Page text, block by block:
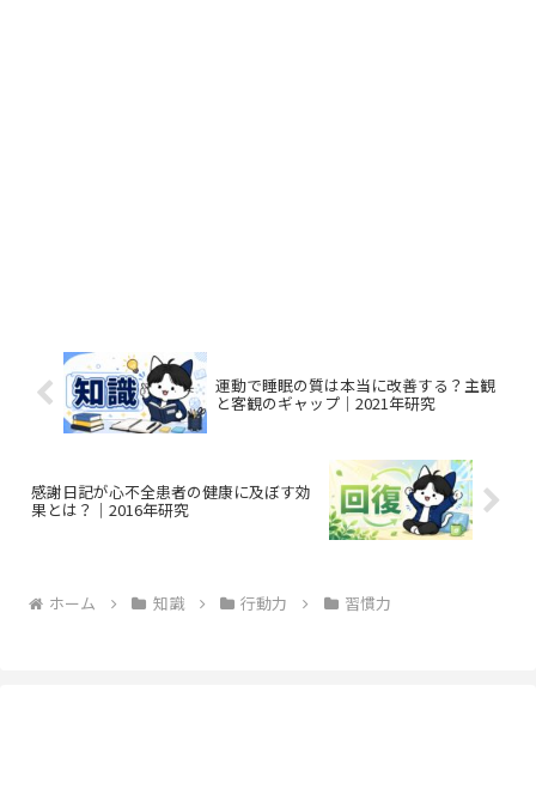
運動で睡眠の質は本当に改善する？主観
と客観のギャップ｜2021年研究
感謝日記が心不全患者の健康に及ぼす効
果とは？｜2016年研究
ホーム 知識 行動力 習慣力